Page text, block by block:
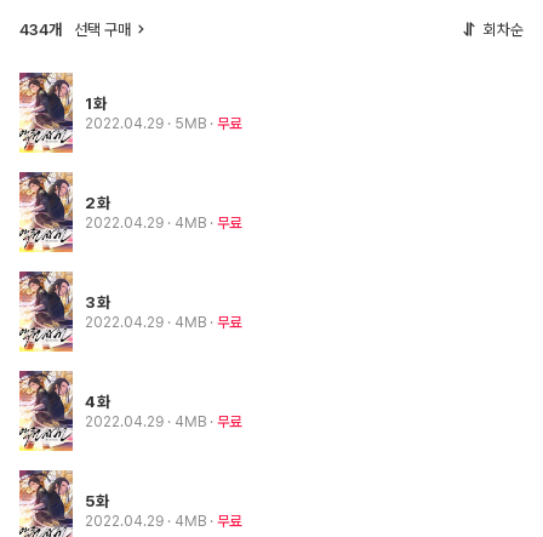
434개 선택 구매 회차순
1화
2022.04.29 · 5MB 무료
2화
2022.04.29 · 4MB 무료
3화
2022.04.29 · 4MB 무료
4화
2022.04.29 · 4MB 무료
5화
2022.04.29 · 4MB 무료